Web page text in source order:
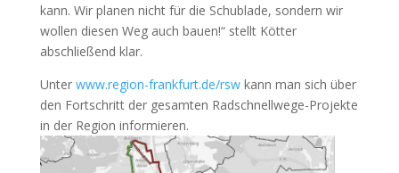
kann. Wir planen nicht für die Schublade, sondern wir
wollen diesen Weg auch bauen!“ stellt Kötter
abschließend klar.
Unter www.region-frankfurt.de/rswkann man sich über
den Fortschritt der gesamten Radschnellwege-Projekte
in der Region informieren.